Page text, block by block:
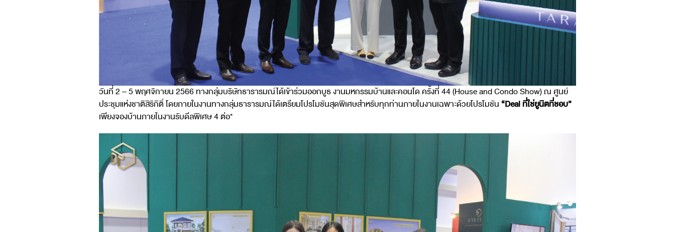
วันที่ 2 – 5 พฤศจิกายน 2566 ทางกลุ่มบริษัทธารารมณ์ได้เข้าร่วมออกบูธ งานมหกรรมบ้านและคอนโด ครั้งที่ 44 (House and Condo Show) ณ ศูนย์
ประชุมแห่งชาติสิริกิติ์ โดยภายในงานทางกลุ่มธารารมณ์ได้เตรียมโปรโมชันสุดพิเศษสำหรับทุกท่านภายในงานเฉพาะด้วยโปรโมชัน “Deal ที่ใช่ยูนิตที่ชอบ”
เพียงจองบ้านภายในงานรับดีลพิเศษ 4 ต่อ*